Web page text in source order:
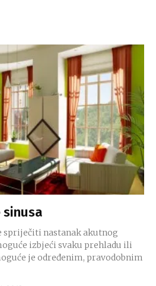
sinusa
spriječiti nastanak akutnog
izbjeći svaku prehladu ili
je određenim, pravodobnim